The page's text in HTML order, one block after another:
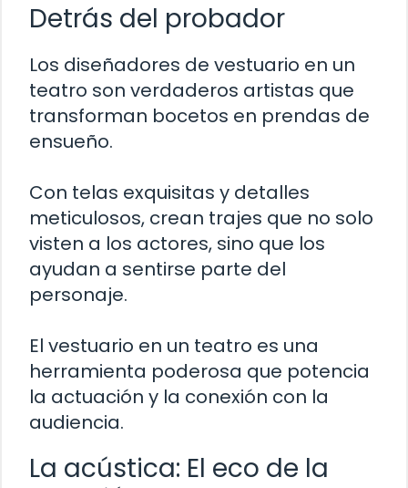
Detrás del probador
Los diseñadores de vestuario en un
teatro son verdaderos artistas que
transforman bocetos en prendas de
ensueño.
Con telas exquisitas y detalles
meticulosos, crean trajes que no solo
visten a los actores, sino que los
ayudan a sentirse parte del
personaje.
El vestuario en un teatro es una
herramienta poderosa que potencia
la actuación y la conexión con la
audiencia.
La acústica: El eco de la